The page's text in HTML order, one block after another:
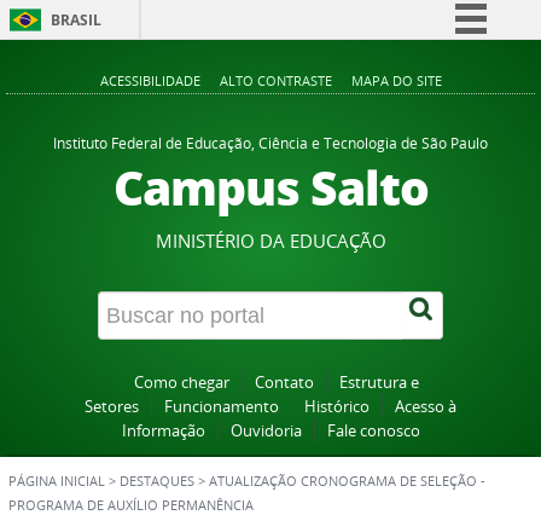
BRASIL
Comunica BR
Participe
Acesso à informação
Canais
ACESSIBILIDADE ALTO CONTRASTE MAPA DO SITE
Instituto Federal de Educação, Ciência e Tecnologia de São Paulo
Campus Salto
MINISTÉRIO DA EDUCAÇÃO
Como chegar Contato
Estrutura e
Setores
Funcionamento Histórico
Acesso à
Informação
Ouvidoria Fale conosco
PÁGINA INICIAL > DESTAQUES > ATUALIZAÇÃO CRONOGRAMA DE SELEÇÃO -
PROGRAMA DE AUXÍLIO PERMANÊNCIA